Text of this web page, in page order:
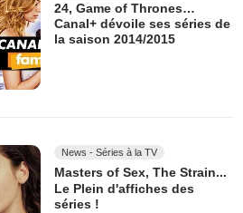
24, Game of Thrones…
Canal+ dévoile ses séries de
la saison 2014/2015
News - Séries à la TV
Masters of Sex, The Strain...
Le Plein d'affiches des
séries !